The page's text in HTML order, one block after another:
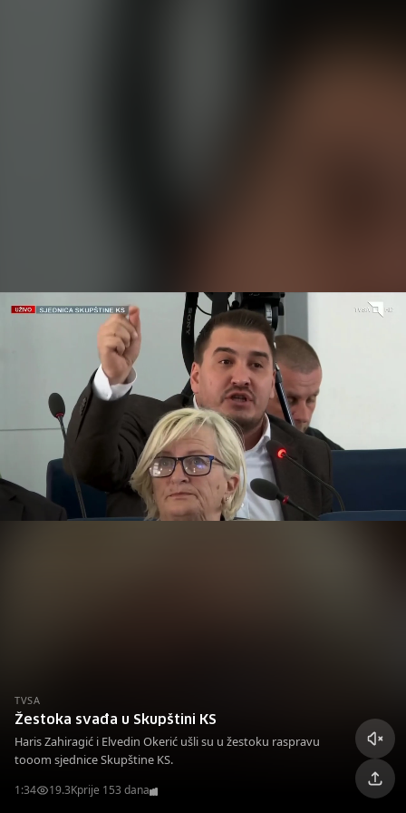
TVSA
Žestoka svađa u Skupštini KS
Haris Zahiragić i Elvedin Okerić ušli su u žestoku raspravu
tooom sjednice Skupštine KS.
1:34 19.3Kprije 153 dana